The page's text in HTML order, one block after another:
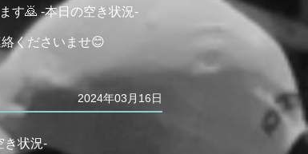
す🙇 -本日の空き状況-
くださいませ😊
2024年03月16日
き状況-